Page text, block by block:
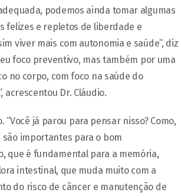
podemos ainda tomar algumas
felizes e repletos de liberdade e
viver mais com autonomia e saúde”, diz
foco preventivo, mas também por uma
no corpo, com foco na saúde do
Dr. Cláudio.
já parou para pensar nisso? Como,
importantes para o bom
que é fundamental para a memória,
intestinal, que muda muito com a
do risco de câncer e manutenção de